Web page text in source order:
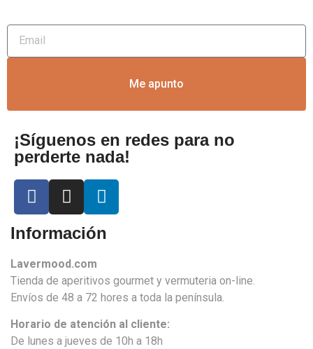
Me apunto
¡Síguenos en redes para no
perderte nada!
Información
Lavermood.com
Tienda de aperitivos gourmet y vermuteria on-line.
Envíos de 48 a 72 hores a toda la península.
Horario de atención al cliente:
De lunes a jueves de 10h a 18h